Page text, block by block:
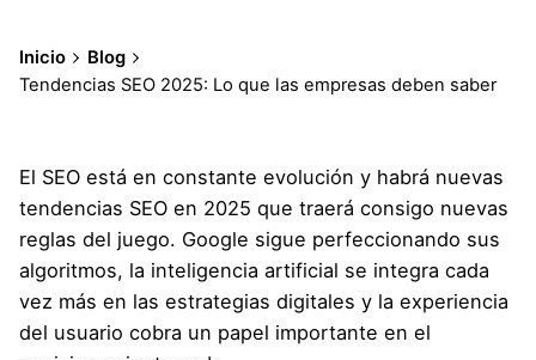
Inicio
Blog
Tendencias SEO 2025: Lo que las empresas deben saber
El SEO está en constante evolución y habrá nuevas
tendencias SEO en 2025 que traerá consigo nuevas
reglas del juego. Google sigue perfeccionando sus
algoritmos, la inteligencia artificial se integra cada
vez más en las estrategias digitales y la experiencia
del usuario cobra un papel importante en el